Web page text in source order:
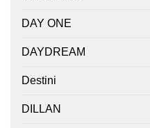
DAY ONE
DAYDREAM
Destini
DILLAN